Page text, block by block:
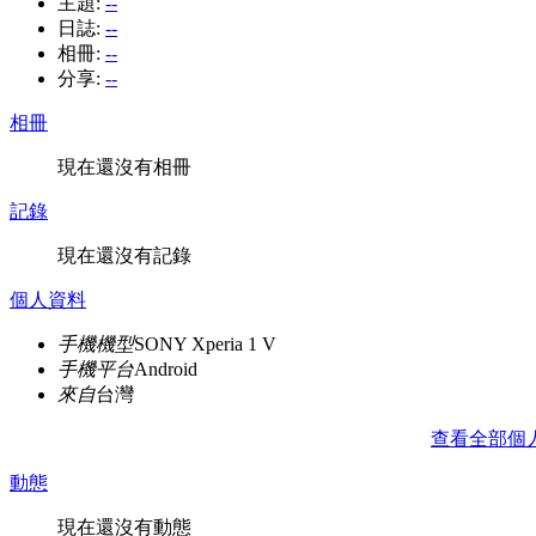
日誌: --
相冊: --
分享: --
相冊
現在還沒有相冊
記錄
現在還沒有記錄
個人資料
手機機型SONY Xperia 1 V
手機平台Android
來自台灣
查看全部個
動態
現在還沒有動態